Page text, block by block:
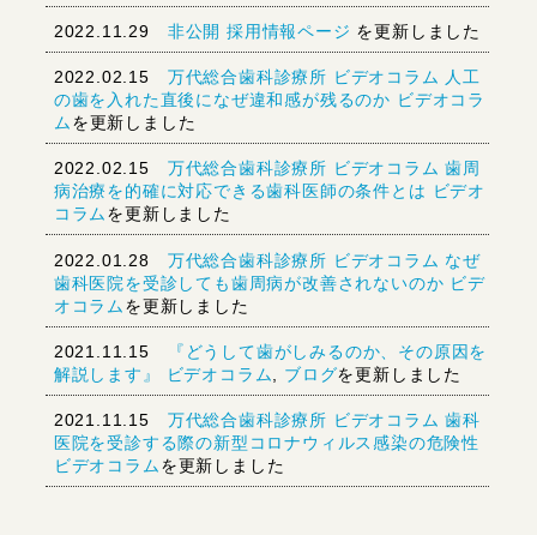
2022.11.29 非公開 採用情報ページ を更新しました
2022.02.15 万代総合歯科診療所 ビデオコラム 人工
の歯を入れた直後になぜ違和感が残るのか ビデオコラ
ムを更新しました
2022.02.15 万代総合歯科診療所 ビデオコラム 歯周
病治療を的確に対応できる歯科医師の条件とは ビデオ
コラムを更新しました
2022.01.28 万代総合歯科診療所 ビデオコラム なぜ
歯科医院を受診しても歯周病が改善されないのか ビデ
オコラムを更新しました
2021.11.15
『どうして歯がしみるのか、その原因を
解説します』
ビデオコラム ブログを更新しました
2021.11.15 万代総合歯科診療所 ビデオコラム 歯科
医院を受診する際の新型コロナウィルス感染の危険性
ビデオコラムを更新しました